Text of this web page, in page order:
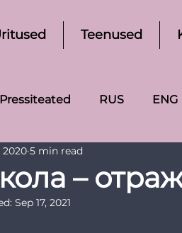
Teenused
Pressiteated RUS ENG
–
2020 5 min read
Sep 17, 2021